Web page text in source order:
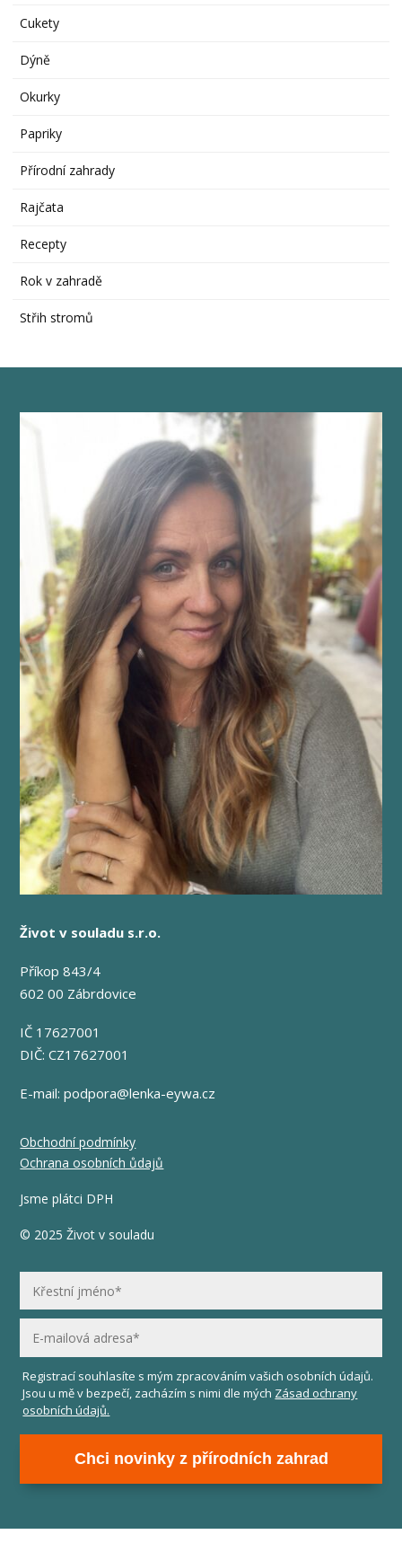
Cukety
Dýně
Okurky
Papriky
Přírodní zahrady
Rajčata
Recepty
Rok v zahradě
Střih stromů
Život v souladu s.r.o.
Příkop 843/4
602 00 Zábrdovice
IČ 17627001
DIČ: CZ17627001
E-mail:podpora@lenka-eywa.cz
Obchodní podmínky
Ochrana osobních ůdajů
Jsme plátci DPH
© 2025 Život v souladu
Registrací souhlasíte s mým zpracováním vašich osobních údajů.
Jsou u mě v bezpečí, zacházím s nimi dle mých Zásad ochrany
osobních údajů.
Chci novinky z přírodních zahrad